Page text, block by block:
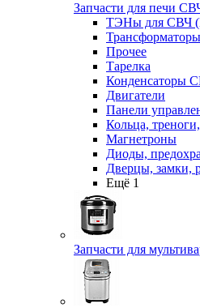
Запчасти для печи
ТЭНы для СВЧ
Трансформаторы
Прочее
Тарелка
Конденсаторы
Двигатели
Панели
Кольца,
Магнетроны
Диоды,
Дверцы, замки,
Ещё 1
Запчасти для